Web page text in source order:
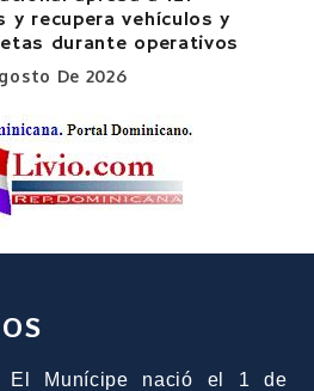
y recupera vehículos y
durante operativos
De 2026
El Munícipe nació el 1 de